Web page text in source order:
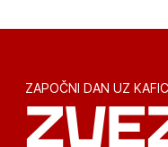
ZAPOČNI DAN UZ